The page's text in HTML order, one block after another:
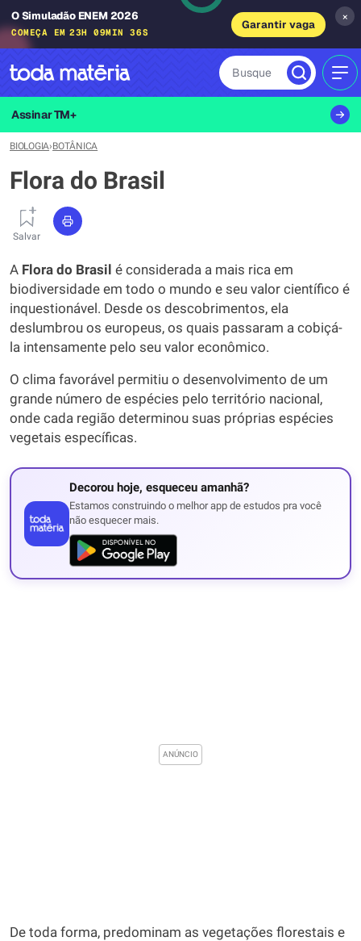
O Simuladão ENEM 2026
COMEÇA EM 23H 09MIN 35S
Garantir vaga
×
Busque
Assinar TM+
BIOLOGIA›BOTÂNICA
Flora do Brasil
Salvar
A Flora do Brasil é considerada a mais rica em
biodiversidade em todo o mundo e seu valor científico é
inquestionável. Desde os descobrimentos, ela
deslumbrou os europeus, os quais passaram a cobiçá-
la intensamente pelo seu valor econômico.
O clima favorável permitiu o desenvolvimento de um
grande número de espécies pelo território nacional,
onde cada região determinou suas próprias espécies
vegetais específicas.
Decorou hoje, esqueceu amanhã?
Estamos construindo o melhor app de estudos pra você
não esquecer mais.
De toda forma, predominam as vegetações florestais e